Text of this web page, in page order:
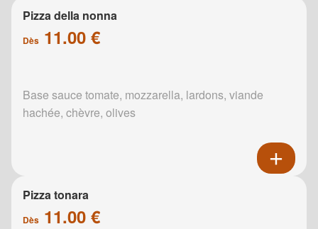
Pizza della nonna
Dès 11.00 €
Base sauce tomate, mozzarella, lardons, viande
hachée, chèvre, olives
Pizza tonara
Dès 11.00 €